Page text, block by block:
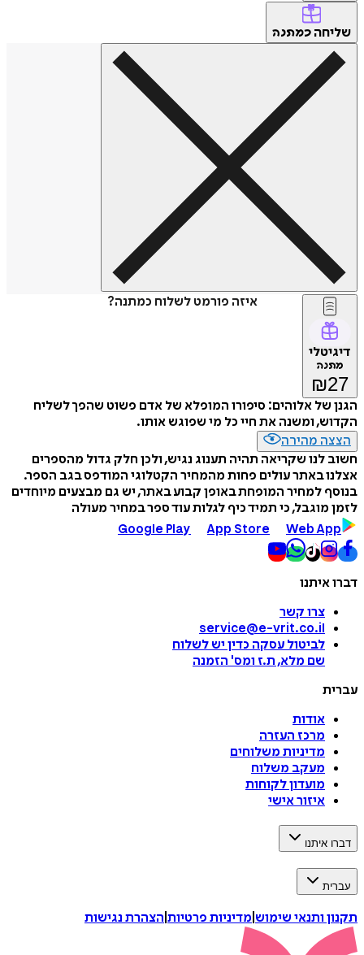
שליחה כמתנה
איזה פורמט לשלוח כמתנה?
דיגיטלי
מתנה
₪27
הגנן של אלוהים: סיפורו המופלא של אדם פשוט שהפך לשליח
הקדוש, ומשנה את חיי כל מי שפוגש אותו.
הצצה מהירה
חשוב לנו שקריאה תהיה תענוג נגיש, ולכן חלק גדול מהספרים
אצלנו באתר עולים פחות מהמחיר הקטלוגי המודפס בגב הספר.
בנוסף למחיר המופחת באופן קבוע באתר, יש גם מבצעים מיוחדים
לזמן מוגבל, כי תמיד כיף לגלות עוד ספר במחיר מעולה
Google Play
App Store Web App
דברו איתנו
צרו קשר
service@e-vrit.co.il
לביטול עסקה כדין יש לשלוח
שם מלא, ת.ז ומס' הזמנה
עברית
אודות
מרכז העזרה
מדיניות משלוחים
מעקב משלוח
מועדון לקוחות
איזור אישי
דברו איתנו
עברית
תקנון ותנאי שימוש מדיניות פרטיות הצהרת נגישות